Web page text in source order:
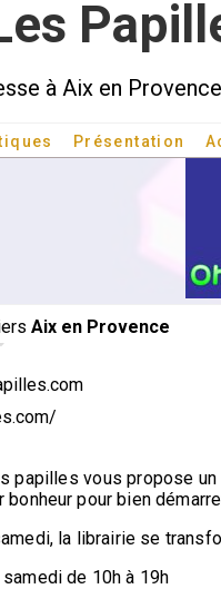
à Aix en
Présentation
Aix en Provence
papilles vous propose
bonheur pour bien
la librairie se
de 10h à 19h